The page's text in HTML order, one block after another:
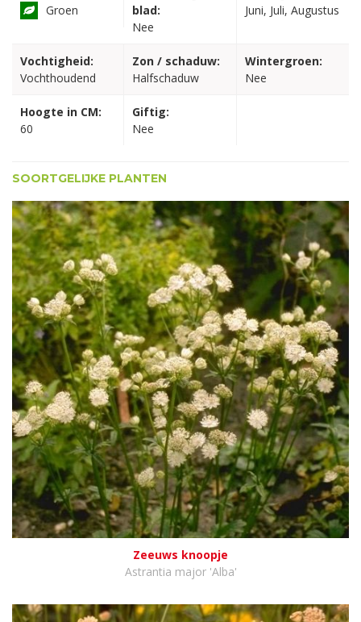
Groen
blad:
Nee
Juni, Juli, Augustus
Vochtigheid:
Vochthoudend
Zon / schaduw:
Halfschaduw
Wintergroen:
Nee
Hoogte in CM:
60
Giftig:
Nee
SOORTGELIJKE PLANTEN
Zeeuws knoopje
Astrantia major 'Alba'